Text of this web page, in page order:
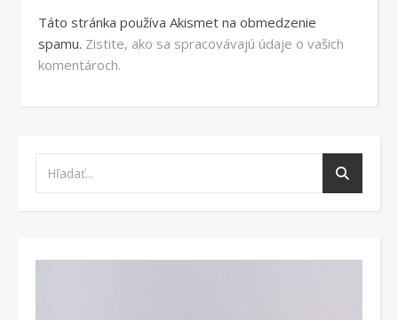
Táto stránka používa Akismet na obmedzenie
spamu. Zistite, ako sa spracovávajú údaje o vašich
komentároch.